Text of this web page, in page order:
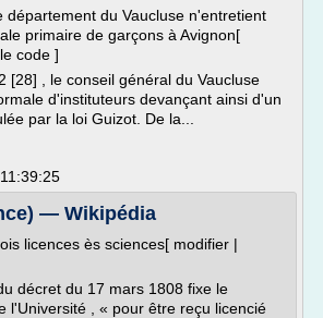
département du Vaucluse n'entretient
primaire de garçons à Avignon[
code ]
[28] , le conseil général du Vaucluse
d'instituteurs devançant ainsi d'un
par la loi Guizot. De la...
— Wikipédia
licences ès sciences[ modifier |
décret du 17 mars 1808 fixe le
l'Université , « pour être reçu licencié